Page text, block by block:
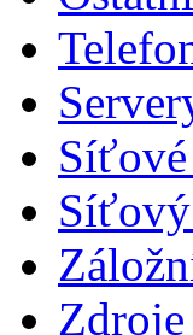
Síťový
Zdroje